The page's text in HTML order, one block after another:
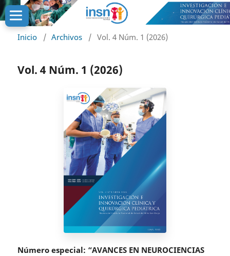
Inicio / Archivos / Vol. 4 Núm. 1 (2026)
Vol. 4 Núm. 1 (2026)
Número especial: “AVANCES EN NEUROCIENCIAS